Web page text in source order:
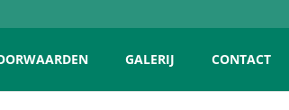
GALERIJ CONTACT